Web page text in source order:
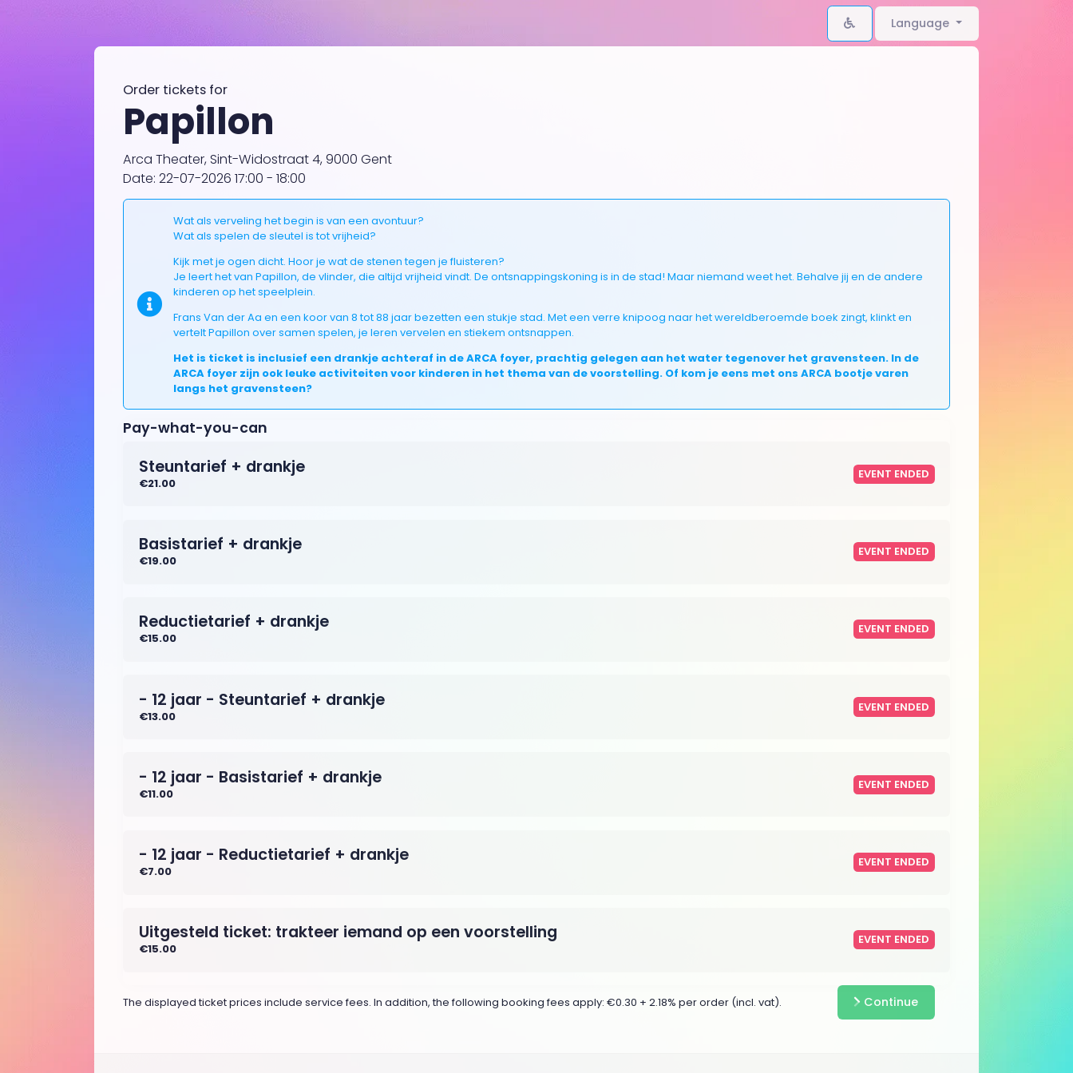
Language
Order tickets for
Papillon
Arca Theater, Sint-Widostraat 4, 9000 Gent
Date: 22-07-2026 17:00 - 18:00
Wat als verveling het begin is van een avontuur?
Wat als spelen de sleutel is tot vrijheid?
Kijk met je ogen dicht. Hoor je wat de stenen tegen je fluisteren?
Je leert het van Papillon, de vlinder, die altijd vrijheid vindt. De ontsnappingskoning is in de stad! Maar niemand weet het. Behalve jij en de andere
kinderen op het speelplein.
Frans Van der Aa en een koor van 8 tot 88 jaar bezetten een stukje stad. Met een verre knipoog naar het wereldberoemde boek zingt, klinkt en
vertelt Papillon over samen spelen, je leren vervelen en stiekem ontsnappen.
Het is ticket is inclusief een drankje achteraf in de ARCA foyer, prachtig gelegen aan het water tegenover het gravensteen. In de
ARCA foyer zijn ook leuke activiteiten voor kinderen in het thema van de voorstelling. Of kom je eens met ons ARCA bootje varen
langs het gravensteen?
Pay-what-you-can
Steuntarief + drankje
€21.00
EVENT ENDED
Basistarief + drankje
€19.00
EVENT ENDED
Reductietarief + drankje
€15.00
EVENT ENDED
- 12 jaar - Steuntarief + drankje
€13.00
EVENT ENDED
- 12 jaar - Basistarief + drankje
€11.00
EVENT ENDED
- 12 jaar - Reductietarief + drankje
€7.00
EVENT ENDED
Uitgesteld ticket: trakteer iemand op een voorstelling
€15.00
EVENT ENDED
The displayed ticket prices include service fees. In addition, the following booking fees apply: €0.30 + 2.18% per order (incl. vat). Continue